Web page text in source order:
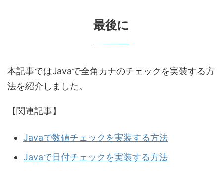
最後に
本記事ではJavaで全角カナのチェックを実装する方
法を紹介しました。
【関連記事】
Javaで数値チェックを実装する方法
Javaで日付チェックを実装する方法